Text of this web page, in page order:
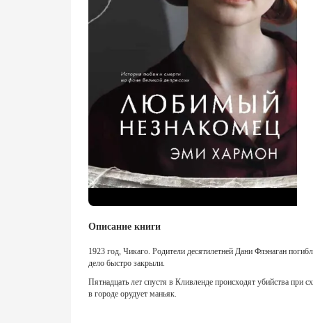
Описание книги
1923 год, Чикаго. Родители десятилетней Дани Флэнаган
дело быстро закрыли.
Пятнадцать лет спустя в Кливленде происходят убийства при
в городе орудует маньяк.